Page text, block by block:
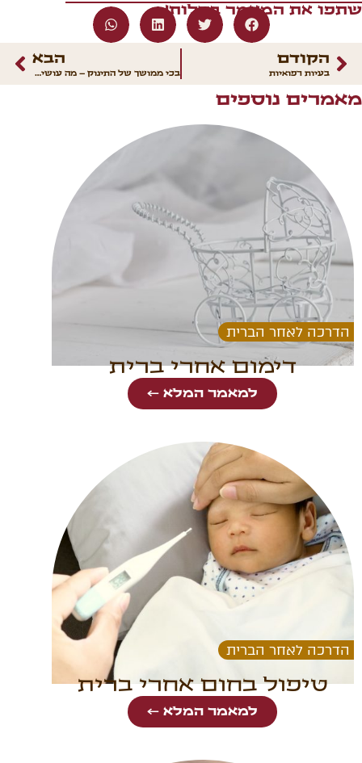
שתפו את המאמר בקלות!
הקודם
בעיות רפואיות
הבא
בכי ממושך של התינוק – מה עושים?
מאמרים נוספים
הדרכה לאחר הברית
דימום אחרי ברית
למאמר המלא ←
הדרכה לאחר הברית
טיפול בחום אחרי ברית
למאמר המלא ←